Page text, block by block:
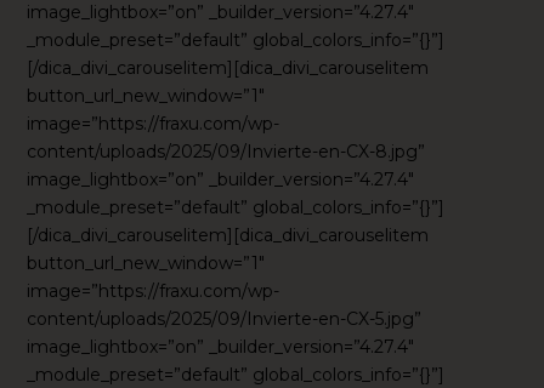
image_lightbox=”on” _builder_version=”4.27.4″
_module_preset=”default” global_colors_info=”{}”]
[/dica_divi_carouselitem][dica_divi_carouselitem
button_url_new_window=”1″
image=”https://fraxu.com/wp-
content/uploads/2025/09/Invierte-en-CX-8.jpg”
image_lightbox=”on” _builder_version=”4.27.4″
_module_preset=”default” global_colors_info=”{}”]
[/dica_divi_carouselitem][dica_divi_carouselitem
button_url_new_window=”1″
image=”https://fraxu.com/wp-
content/uploads/2025/09/Invierte-en-CX-5.jpg”
image_lightbox=”on” _builder_version=”4.27.4″
_module_preset=”default” global_colors_info=”{}”]